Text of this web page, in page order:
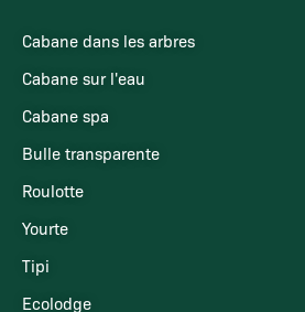
Cabane dans les arbres
Cabane sur l'eau
Cabane spa
Bulle transparente
Roulotte
Yourte
Tipi
Ecolodge